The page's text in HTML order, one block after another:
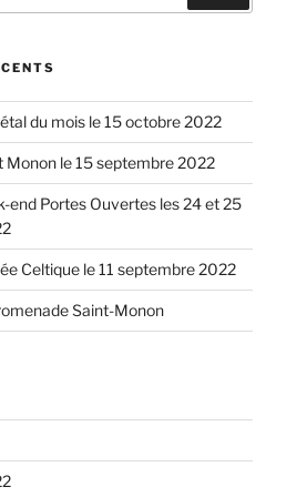
du mois le 15 octobre 2022
Monon le 15 septembre 2022
end Portes Ouvertes les 24 et 25
Celtique le 11 septembre 2022
Saint-Monon